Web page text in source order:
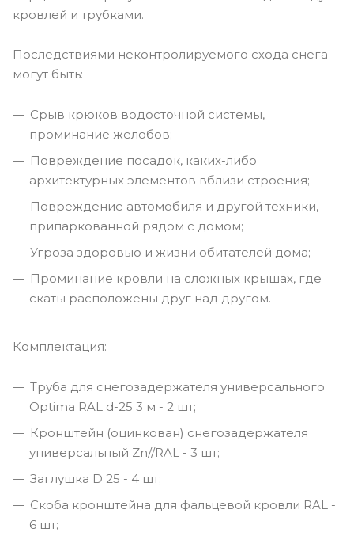
кровлей и трубками.
Последствиями неконтролируемого схода снега
могут быть:
Срыв крюков водосточной системы,
проминание желобов;
Повреждение посадок, каких-либо
архитектурных элементов вблизи строения;
Повреждение автомобиля и другой техники,
припаркованной рядом с домом;
Угроза здоровью и жизни обитателей дома;
Проминание кровли на сложных крышах, где
скаты расположены друг над другом.
Комплектация:
Труба для снегозадержателя универсального
Optima RAL d-25 3 м - 2 шт;
Кронштейн (оцинкован) снегозадержателя
универсальный Zn//RAL - 3 шт;
Заглушка D 25 - 4 шт;
Скоба кронштейна для фальцевой кровли RAL -
6 шт;